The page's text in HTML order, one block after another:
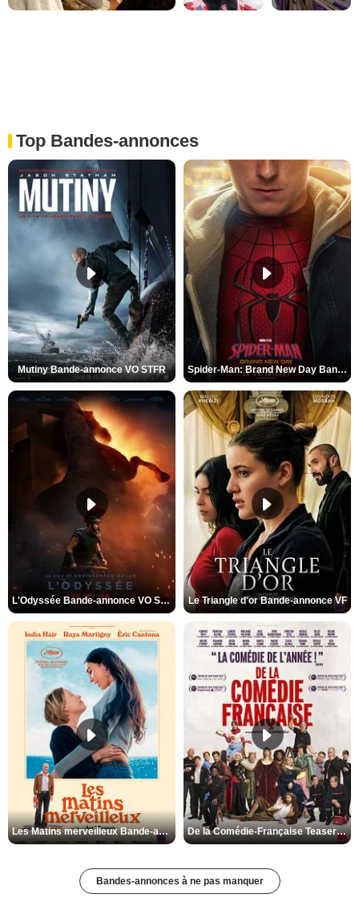
Top Bandes-annonces
Mutiny Bande-annonce VO STFR Spider-Man: Brand New Day Bande-annonce VO STFR
L'Odyssée Bande-annonce VO STFR Le Triangle d'or Bande-annonce VF
Les Matins merveilleux Bande-annonce VF De la Comédie-Française Teaser VF
Bandes-annonces à ne pas manquer